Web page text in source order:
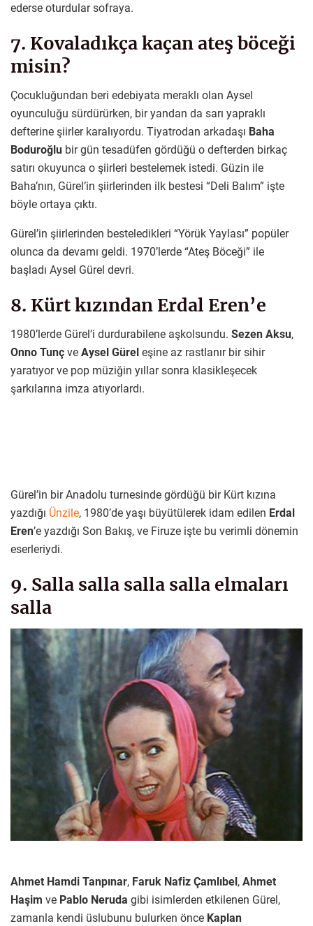
ederse oturdular sofraya.
7. Kovaladıkça kaçan ateş böceği
misin?
Çocukluğundan beri edebiyata meraklı olan Aysel
oyunculuğu sürdürürken, bir yandan da sarı yapraklı
defterine şiirler karalıyordu. Tiyatrodan arkadaşı Baha
Boduroğlu bir gün tesadüfen gördüğü o defterden birkaç
satırı okuyunca o şiirleri bestelemek istedi. Güzin ile
Baha’nın, Gürel’in şiirlerinden ilk bestesi “Deli Balım” işte
böyle ortaya çıktı.
Gürel’in şiirlerinden besteledikleri “Yörük Yaylası” popüler
olunca da devamı geldi. 1970’lerde “Ateş Böceği” ile
başladı Aysel Gürel devri.
8. Kürt kızından Erdal Eren’e
1980’lerde Gürel’i durdurabilene aşkolsundu. Sezen Aksu,
Onno Tunç ve Aysel Gürel eşine az rastlanır bir sihir
yaratıyor ve pop müziğin yıllar sonra klasikleşecek
şarkılarına imza atıyorlardı.
Gürel’in bir Anadolu turnesinde gördüğü bir Kürt kızına
yazdığı Ünzile, 1980’de yaşı büyütülerek idam edilen Erdal
Eren’e yazdığı Son Bakış, ve Firuze işte bu verimli dönemin
eserleriydi.
9. Salla salla salla salla elmaları
salla
Ahmet Hamdi Tanpınar, Faruk Nafiz Çamlıbel, Ahmet
Haşim ve Pablo Neruda gibi isimlerden etkilenen Gürel,
zamanla kendi üslubunu bulurken önce Kaplan